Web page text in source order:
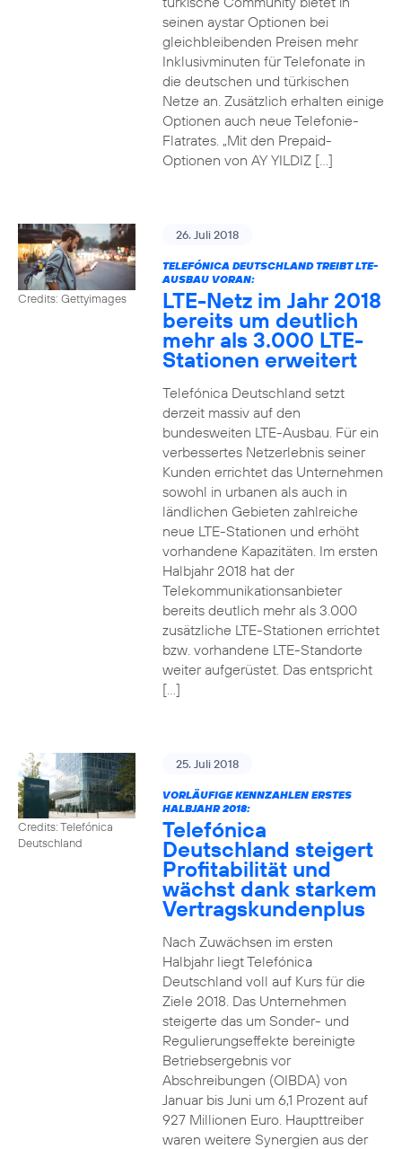
seinen aystar Optionen bei
gleichbleibenden Preisen mehr
Inklusivminuten für Telefonate in
die deutschen und türkischen
Netze an. Zusätzlich erhalten einige
Optionen auch neue Telefonie-
Flatrates. „Mit den Prepaid-
Optionen von AY YILDIZ […]
Credits: Gettyimages
26. Juli 2018
TELEFÓNICA DEUTSCHLAND TREIBT LTE-
AUSBAU VORAN:
LTE-Netz im Jahr 2018
bereits um deutlich
mehr als 3.000 LTE-
Stationen erweitert
Telefónica Deutschland setzt
derzeit massiv auf den
bundesweiten LTE-Ausbau. Für ein
verbessertes Netzerlebnis seiner
Kunden errichtet das Unternehmen
sowohl in urbanen als auch in
ländlichen Gebieten zahlreiche
neue LTE-Stationen und erhöht
vorhandene Kapazitäten. Im ersten
Halbjahr 2018 hat der
Telekommunikationsanbieter
bereits deutlich mehr als 3.000
zusätzliche LTE-Stationen errichtet
bzw. vorhandene LTE-Standorte
weiter aufgerüstet. Das entspricht
[…]
Credits: Telefónica
Deutschland
25. Juli 2018
VORLÄUFIGE KENNZAHLEN ERSTES
HALBJAHR 2018:
Telefónica
Deutschland steigert
Profitabilität und
wächst dank starkem
Vertragskundenplus
Nach Zuwächsen im ersten
Halbjahr liegt Telefónica
Deutschland voll auf Kurs für die
Ziele 2018. Das Unternehmen
steigerte das um Sonder- und
Regulierungseffekte bereinigte
Betriebsergebnis vor
Abschreibungen (OIBDA) von
Januar bis Juni um 6,1 Prozent auf
927 Millionen Euro. Haupttreiber
waren weitere Synergien aus der